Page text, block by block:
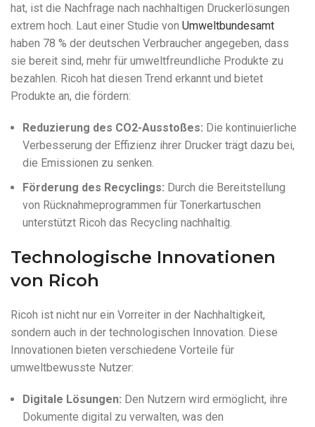
hat, ist die Nachfrage nach nachhaltigen Druckerlösungen
extrem hoch. Laut einer Studie von Umweltbundesamt
haben 78 % der deutschen Verbraucher angegeben, dass
sie bereit sind, mehr für umweltfreundliche Produkte zu
bezahlen. Ricoh hat diesen Trend erkannt und bietet
Produkte an, die fördern:
Reduzierung des CO2-Ausstoßes: Die kontinuierliche
Verbesserung der Effizienz ihrer Drucker trägt dazu bei,
die Emissionen zu senken.
Förderung des Recyclings: Durch die Bereitstellung
von Rücknahmeprogrammen für Tonerkartuschen
unterstützt Ricoh das Recycling nachhaltig.
Technologische Innovationen
von Ricoh
Ricoh ist nicht nur ein Vorreiter in der Nachhaltigkeit,
sondern auch in der technologischen Innovation. Diese
Innovationen bieten verschiedene Vorteile für
umweltbewusste Nutzer:
Digitale Lösungen: Den Nutzern wird ermöglicht, ihre
Dokumente digital zu verwalten, was den